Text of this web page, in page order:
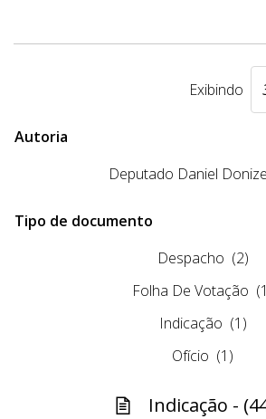
Exibindo
Autoria
Deputado Daniel
Tipo de documento
Despacho (2)
Folha De Votação
Indicação (1)
Ofício (1)
Indicação -